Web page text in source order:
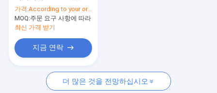
실리콘 카비드 SBD
가격:According to your order requirement
MOQ:주문 요구 사항에 따라
최신 가격 받기
지금 연락
더 많은 것을 전망하십시오